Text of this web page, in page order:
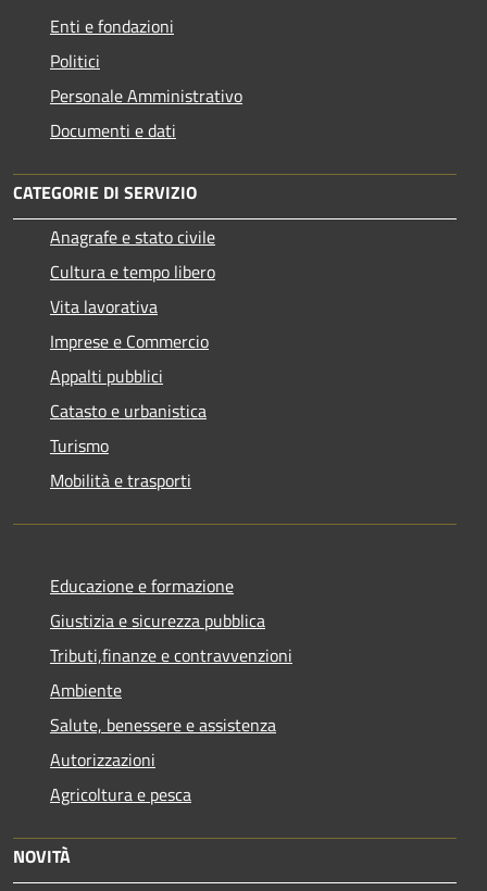
Enti e fondazioni
Politici
Personale Amministrativo
Documenti e dati
CATEGORIE DI SERVIZIO
Anagrafe e stato civile
Cultura e tempo libero
Vita lavorativa
Imprese e Commercio
Appalti pubblici
Catasto e urbanistica
Turismo
Mobilità e trasporti
Educazione e formazione
Giustizia e sicurezza pubblica
Tributi,finanze e contravvenzioni
Ambiente
Salute, benessere e assistenza
Autorizzazioni
Agricoltura e pesca
NOVITÀ